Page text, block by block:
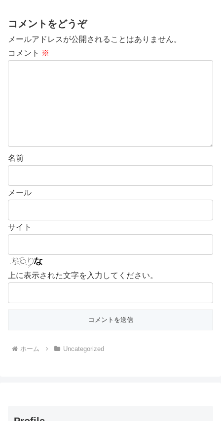
コメントをどうぞ
メールアドレスが公開されることはありません。
コメント ※
名前
メール
サイト
上に表示された文字を入力してください。
ホーム Uncategorized